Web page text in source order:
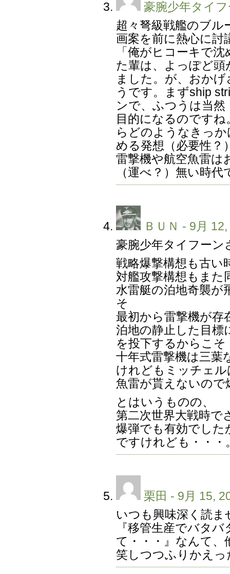
豪腕少年タイ
超々弩級戦艦のブル
画案を前に熱心に
「俺がヒコーキで
た輩は、よっぽど
ました。が、おか
うです。まずship
ンで、ふつうは当然
目的になるのです
らどのようなきっ
める発想（必要性？
雷撃機や航空魚雷は
（運べ？）無い時
ＢＵＮ - 9月
豪腕少年タイフーン
戦略爆撃構想も古い
対艦攻撃構想もまた
水雷艇の泊地奇襲が
そ
最初から雷撃機が存
泊地の静止した目標
を投下するからこそ
十年式雷撃機は三葉
けれどもミッチェ
魚雷が貰えないの
とはいうものの、
第二次世界大戦時で
爆弾でも有効でした
ですけれども・・・
栗田 - 9月 15,
いつも興味深く読
『移管生産でバタ
て・・・』なんて、
笑しつつふりかえ